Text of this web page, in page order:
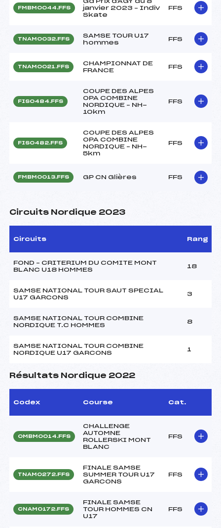
FMBM0044.FFS
janvier 2023 – Indiv
Skate
FFS
TNAM0032.FFS
SAMSE TOUR U17
hommes
FFS
TNAM0021.FFS
CHAMPIONNAT DE
FRANCE
FFS
FIS0484.FFS
COUPE DES ALPES
OPA COMBINE
NORDIQUE – NH-
10km
FFS
FIS0482.FFS
COUPE DES ALPES
OPA COMBINE
NORDIQUE – NH-
5km
FFS
FMBM0013.FFS GP CN Glières FFS
Circuits Nordique 2023
Circuits Rang
FOND – CRITERIUM DU COMITE MONT
BLANC U18 HOMMES
18
SAMSE NATIONAL TOUR SAUT SPECIAL
U17 GARCONS
3
SAMSE NATIONAL TOUR COMBINE
NORDIQUE T.C HOMMES
8
SAMSE NATIONAL TOUR COMBINE
NORDIQUE U17 GARCONS
1
Résultats Nordique 2022
Codex Course Cat.
OMBM0014.FFS
CHALLENGE
AUTOMNE
ROLLERSKI MONT
BLANC
FFS
TNAM0272.FFS
FINALE SAMSE
SUMMER TOUR U17
GARCONS
FFS
CNAM0172.FFS
FINALE SAMSE
TOUR HOMMES CN
U17
FFS